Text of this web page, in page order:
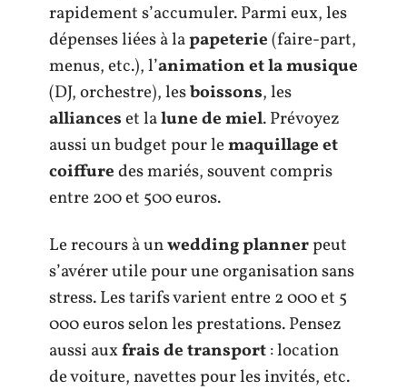
rapidement s’accumuler. Parmi eux, les
dépenses liées à lapapeterie(faire-part,
menus, etc.), l’animation et la musique
(DJ, orchestre), lesboissons, les
allianceset lalune de miel. Prévoyez
aussi un budget pour lemaquillage et
coiffuredes mariés, souvent compris
entre 200 et 500 euros.
Le recours à unwedding plannerpeut
s’avérer utile pour une organisation sans
stress. Les tarifs varient entre 2 000 et 5
000 euros selon les prestations. Pensez
aussi auxfrais de transport: location
de voiture, navettes pour les invités, etc.